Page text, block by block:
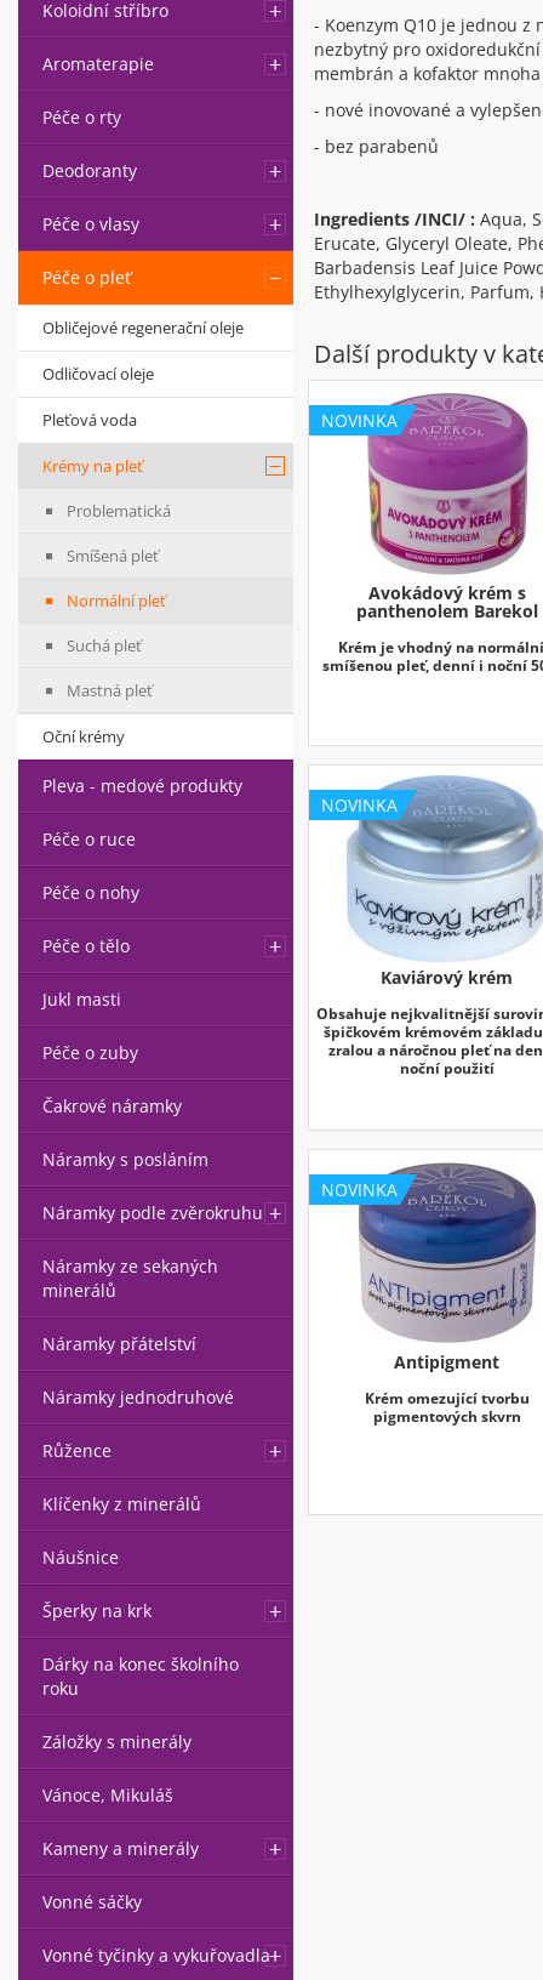
- Koenzym Q10 je jednou z
nezbytný pro
membrán a kofaktor
- nové inovované a
- bez parabenů
Ingredients /INCI/ : Aqua,
Erucate, Glyceryl Oleate,
Barbadensis Leaf Juice
Ethylhexylglycerin,
Další produkty v
Avokádový krém s
panthenolem Barekol
Krém je vhodný na
smíšenou pleť, denní i noční
NOVINKA
Kaviárový krém
Obsahuje nejkvalitnější
špičkovém krémovém
zralou a náročnou pleť na
noční použití
NOVINKA
Antipigment
Krém omezující tvorbu
pigmentových skvrn
NOVINKA
Koloidní stříbro
Aromaterapie
Péče o rty
Deodoranty
Péče o vlasy
Péče o pleť
Obličejové regenerační oleje
Odličovací oleje
Pleťová voda
Krémy na pleť
Problematická
Smíšená pleť
Normální pleť
Suchá pleť
Mastná pleť
Oční krémy
Pleva - medové produkty
Péče o ruce
Péče o nohy
Péče o tělo
Jukl masti
Péče o zuby
Čakrové náramky
Náramky s posláním
Náramky podle zvěrokruhu
Náramky ze sekaných
minerálů
Náramky přátelství
Náramky jednodruhové
Růžence
Klíčenky z minerálů
Náušnice
Šperky na krk
Dárky na konec školního
roku
Záložky s minerály
Vánoce, Mikuláš
Kameny a minerály
Vonné sáčky
Vonné tyčinky a vykuřovadla